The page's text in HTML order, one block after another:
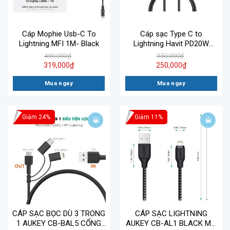
Cáp Mophie Usb-C To
Lightning MFI 1M- Black
490,000₫
319,000₫
Mua ngay
Cáp sạc Type C to
Lightning Havit PD20W
CB6154
350,000₫
250,000₫
Mua ngay
Giảm 24%
CÁP SẠC BỌC DÙ 3 TRONG
1 AUKEY CB-BAL5 CỔNG
Giảm 11%
CÁP SẠC LIGHTNING
AUKEY CB-AL1 BLACK MFI